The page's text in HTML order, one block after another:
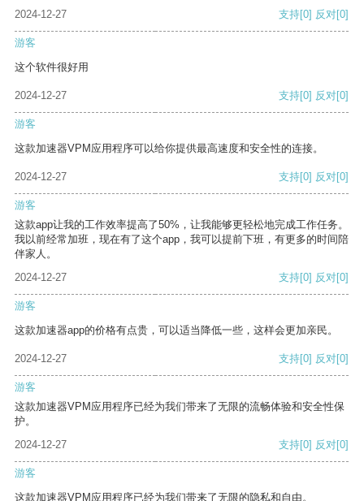
2024-12-27 支持[0] 反对[0]
游客
这个软件很好用
2024-12-27 支持[0] 反对[0]
游客
这款加速器VPM应用程序可以给你提供最高速度和安全性的连接。
2024-12-27 支持[0] 反对[0]
游客
这款app让我的工作效率提高了50%，让我能够更轻松地完成工作任务。
我以前经常加班，现在有了这个app，我可以提前下班，有更多的时间陪
伴家人。
2024-12-27
支持[0] 反对[0]
游客
这款加速器app的价格有点贵，可以适当降低一些，这样会更加亲民。
2024-12-27 支持[0] 反对[0]
游客
这款加速器VPM应用程序已经为我们带来了无限的流畅体验和安全性保
护。
2024-12-27
支持[0] 反对[0]
游客
这款加速器VPM应用程序已经为我们带来了无限的隐私和自由。